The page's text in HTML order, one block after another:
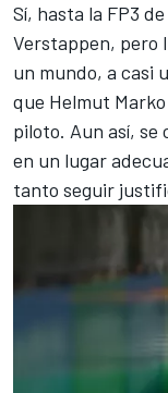
Sí, hasta la FP3
Verstappen, pero
un mundo, a casi
que Helmut
piloto. Aun así, se
en un lugar
tanto seguir